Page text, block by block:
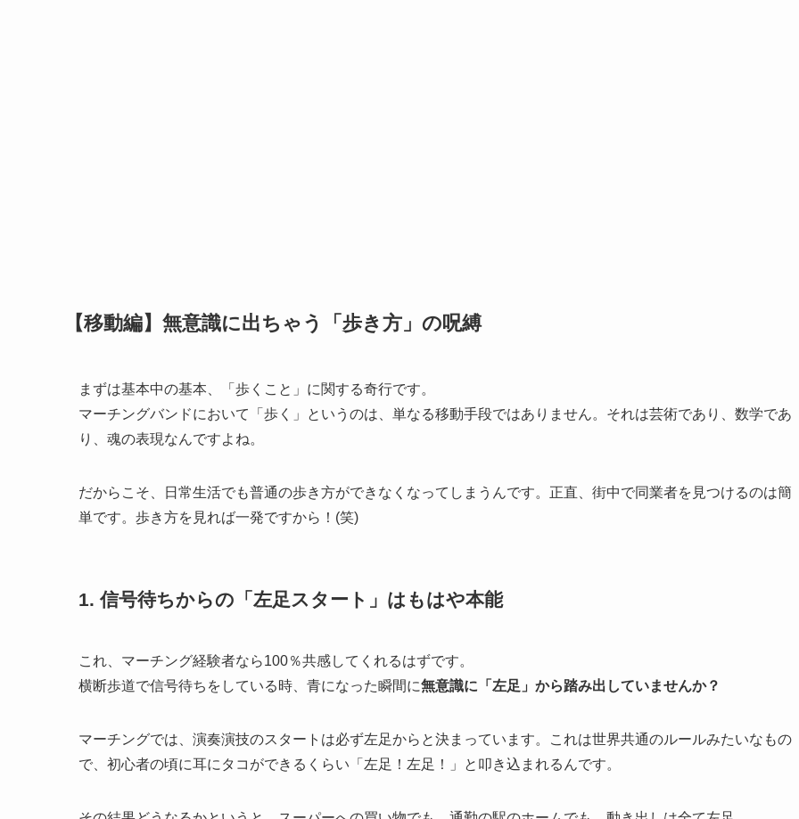
【移動編】無意識に出ちゃう「歩き方」の呪縛
まずは基本中の基本、「歩くこと」に関する奇行です。
マーチングバンドにおいて「歩く」というのは、単なる移動手段ではありません。それは芸術であり、数学であ
り、魂の表現なんですよね。
だからこそ、日常生活でも普通の歩き方ができなくなってしまうんです。正直、街中で同業者を見つけるのは簡
単です。歩き方を見れば一発ですから！(笑)
1. 信号待ちからの「左足スタート」はもはや本能
これ、マーチング経験者なら100％共感してくれるはずです。
横断歩道で信号待ちをしている時、青になった瞬間に無意識に「左足」から踏み出していませんか？
マーチングでは、演奏演技のスタートは必ず左足からと決まっています。これは世界共通のルールみたいなもの
で、初心者の頃に耳にタコができるくらい「左足！左足！」と叩き込まれるんです。